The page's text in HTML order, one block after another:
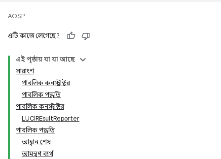
AOSP
এটি কাজে লেগেছে?
এই পৃষ্ঠায় যা যা আছে
সারাংশ
পাবলিক কনস্ট্রাক্টর
পাবলিক পদ্ধতি
পাবলিক কনস্ট্রাক্টর
LUCIREsultReporter
পাবলিক পদ্ধতি
আহ্বান শেষ
আমন্ত্রণ ব্যর্থ